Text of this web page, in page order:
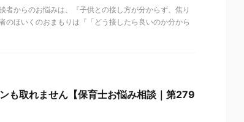
者からのお悩みは、『子供との接し方が分からず、焦り
のほいくのおまもりは『「どう接したら良いのか分から
も取れません【保育士お悩み相談｜第279